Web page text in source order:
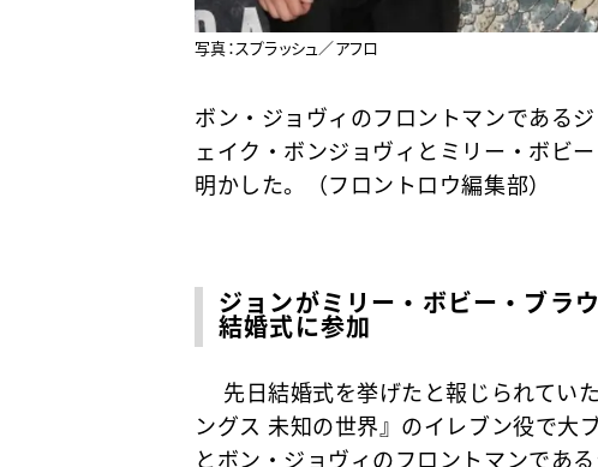
写真：スプラッシュ／アフロ
ボン・ジョヴィのフロントマンである
ェイク・ボンジョヴィとミリー・ボビ
明かした。（フロントロウ編集部）
ジョンがミリー・ボビー・ブラ
結婚式に参加
先日結婚式を挙げたと報じられてい
ングス 未知の世界』のイレブン役で大
とボン・ジョヴィのフロントマンであ